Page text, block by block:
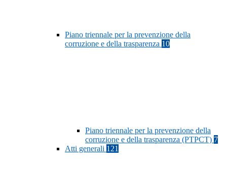
Piano triennale per la prevenzione della
corruzione e della trasparenza 10
Piano triennale per la prevenzione della
corruzione e della trasparenza (PTPCT) 7
Atti generali 121